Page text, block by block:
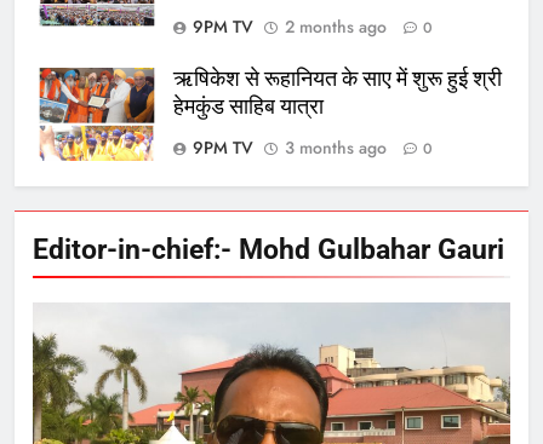
9PM TV
2 months ago 0
ऋषिकेश से रूहानियत के साए में शुरू हुई श्री
हेमकुंड साहिब यात्रा
9PM TV
3 months ago 0
Editor-in-chief:- Mohd Gulbahar Gauri